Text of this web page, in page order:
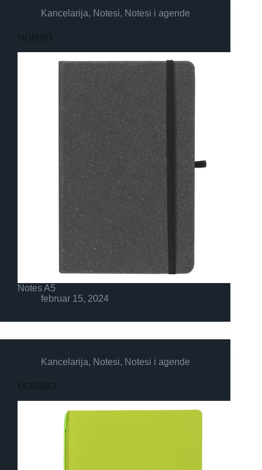
Kancelarija, Notesi, Notesi i agende
Notes A5
februar 15, 2024
Kancelarija, Notesi, Notesi i agende